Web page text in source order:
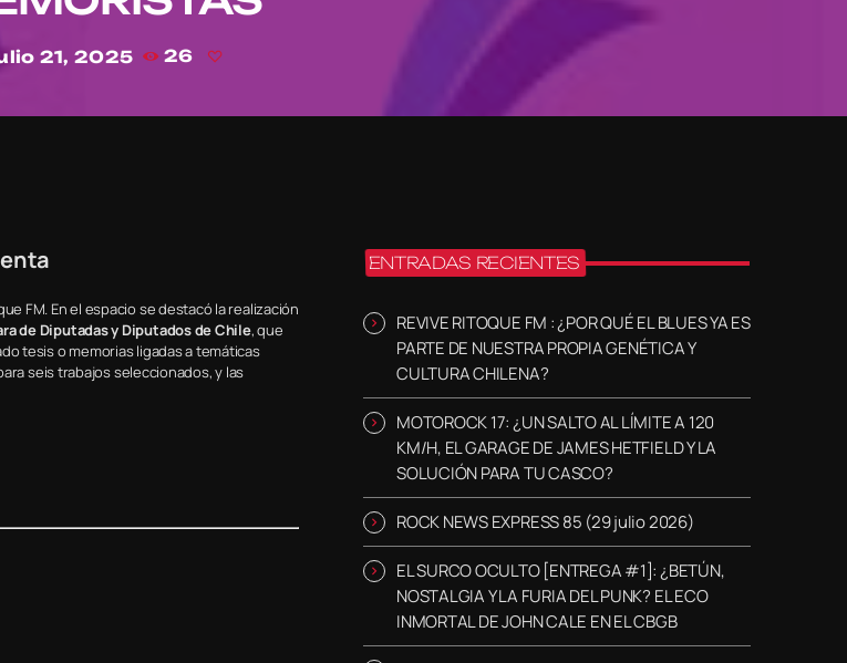
21, 2025 26
FM. En el espacio se destacó la realización
de Diputadas y Diputados de Chile, que
tesis o memorias ligadas a temáticas
seis trabajos seleccionados, y las
ENTRADAS RECIENTES
REVIVE RITOQUE FM : ¿POR QUÉ EL BLUES YA ES
PARTE DE NUESTRA PROPIA GENÉTICA Y
CULTURA CHILENA?
MOTOROCK 17: ¿UN SALTO AL LÍMITE A 120
KM/H, EL GARAGE DE JAMES HETFIELD Y LA
SOLUCIÓN PARA TU CASCO?
ROCK NEWS EXPRESS 85 (29 julio 2026)
EL SURCO OCULTO [ENTREGA #1]: ¿BETÚN,
NOSTALGIA Y LA FURIA DEL PUNK? EL ECO
INMORTAL DE JOHN CALE EN EL CBGB